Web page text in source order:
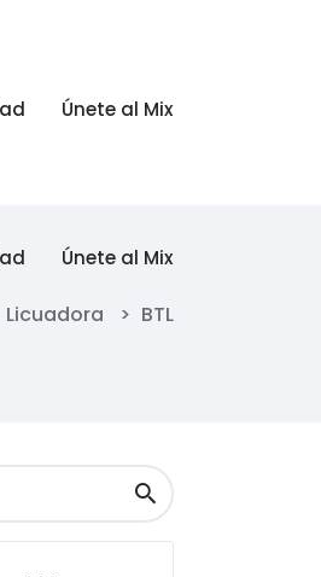
Únete al Mix
Únete al Mix
Licuadora > BTL